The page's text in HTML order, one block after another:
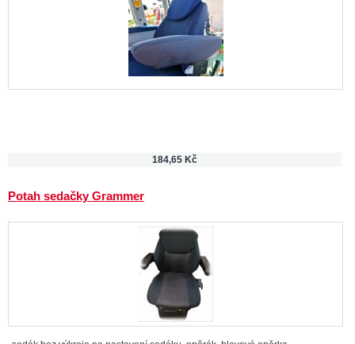
184,65 Kč
Potah sedačky Grammer